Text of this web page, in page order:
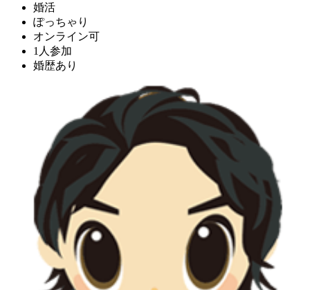
婚活
ぽっちゃり
オンライン可
1人参加
婚歴あり